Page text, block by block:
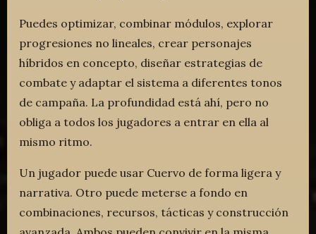
Puedes optimizar, combinar módulos, explorar
progresiones no lineales, crear personajes
híbridos en concepto, diseñar estrategias de
combate y adaptar el sistema a diferentes tonos
de campaña. La profundidad está ahí, pero no
obliga a todos los jugadores a entrar en ella al
mismo ritmo.
Un jugador puede usar Cuervo de forma ligera y
narrativa. Otro puede meterse a fondo en
combinaciones, recursos, tácticas y construcción